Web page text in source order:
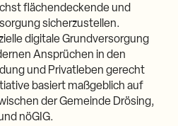
flächendeckende und
sicherzustellen.
digitale Grundversorgung
Ansprüchen in den
und Privatleben gerecht
basiert maßgeblich auf
der Gemeinde Drösing,
nöGIG.